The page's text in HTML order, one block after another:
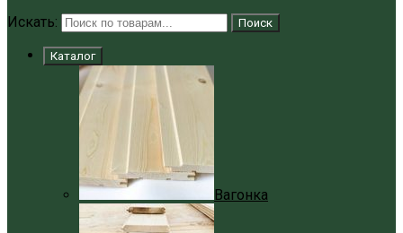
Искать:
Поиск
Каталог
Вагонка